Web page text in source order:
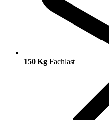
150 Kg Fachlast